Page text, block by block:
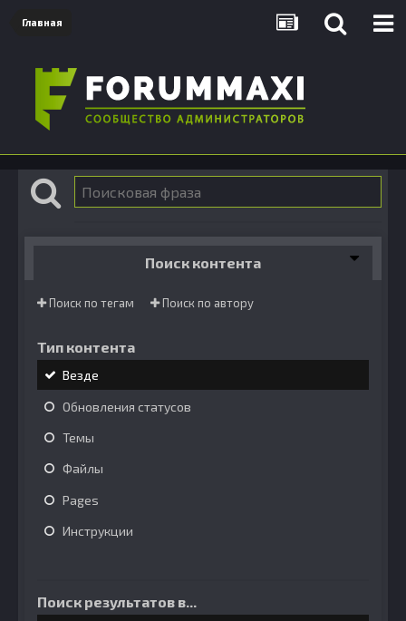
Главная
Поиск контента
Поиск по тегам Поиск по автору
Тип контента
Везде
Обновления статусов
Темы
Файлы
Pages
Инструкции
Поиск результатов в...